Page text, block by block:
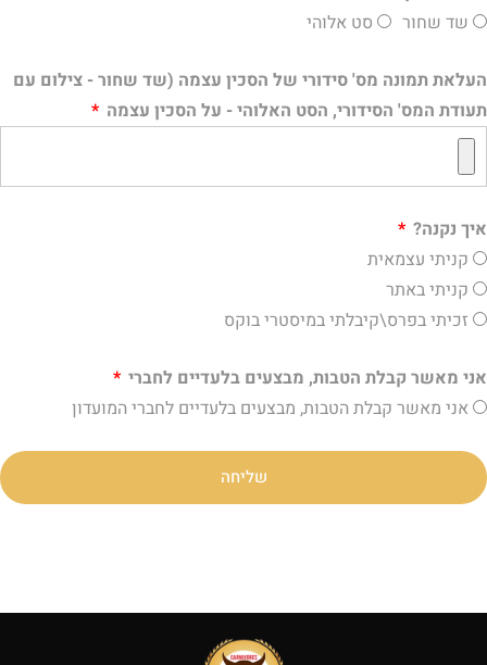
שד שחור
סט אלוהי
העלאת תמונה מס' סידורי של הסכין עצמה (שד שחור - צילום עם
תעודת המס' הסידורי, הסט האלוהי - על הסכין עצמה
איך נקנה?
קניתי עצמאית
קניתי באתר
זכיתי בפרס\קיבלתי במיסטרי בוקס
אני מאשר קבלת הטבות, מבצעים בלעדיים לחברי
אני מאשר קבלת הטבות, מבצעים בלעדיים לחברי המועדון
שליחה